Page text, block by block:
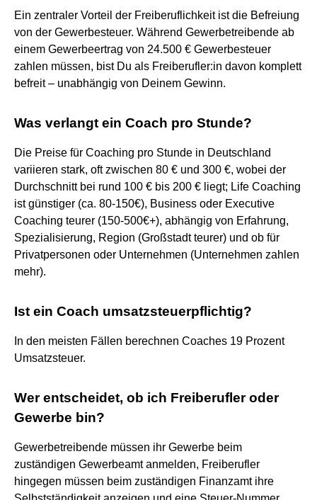
Ein zentraler Vorteil der Freiberuflichkeit ist die Befreiung
von der Gewerbesteuer. Während Gewerbetreibende ab
einem Gewerbeertrag von 24.500 € Gewerbesteuer
zahlen müssen, bist Du als Freiberufler:in davon komplett
befreit – unabhängig von Deinem Gewinn.
Was verlangt ein Coach pro Stunde?
Die Preise für Coaching pro Stunde in Deutschland
variieren stark, oft zwischen 80 € und 300 €, wobei der
Durchschnitt bei rund 100 € bis 200 € liegt; Life Coaching
ist günstiger (ca. 80-150€), Business oder Executive
Coaching teurer (150-500€+), abhängig von Erfahrung,
Spezialisierung, Region (Großstadt teurer) und ob für
Privatpersonen oder Unternehmen (Unternehmen zahlen
mehr).
Ist ein Coach umsatzsteuerpflichtig?
In den meisten Fällen berechnen Coaches 19 Prozent
Umsatzsteuer.
Wer entscheidet, ob ich Freiberufler oder
Gewerbe bin?
Gewerbetreibende müssen ihr Gewerbe beim
zuständigen Gewerbeamt anmelden, Freiberufler
hingegen müssen beim zuständigen Finanzamt ihre